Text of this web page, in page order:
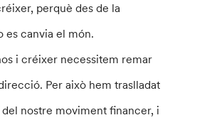
perquè des de la
es canvia el món.
i créixer necessitem remar
Per això hem traslladat
del nostre moviment financer, i